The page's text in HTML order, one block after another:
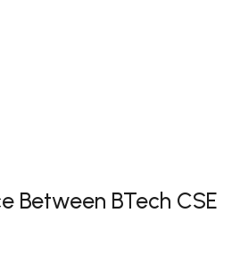
Between BTech CSE